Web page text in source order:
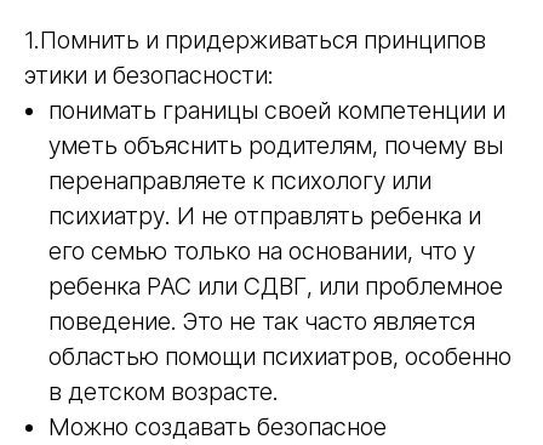
1.Помнить и придерживаться принципов
этики и безопасности:
понимать границы своей компетенции и
уметь объяснить родителям, почему вы
перенаправляете к психологу или
психиатру. И не отправлять ребенка и
его семью только на основании, что у
ребенка РАС или СДВГ, или проблемное
поведение. Это не так часто является
областью помощи психиатров, особенно
в детском возрасте.
Можно создавать безопасное